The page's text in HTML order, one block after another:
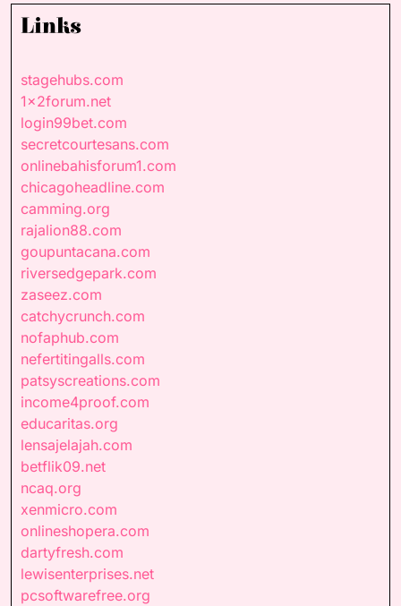
Links
stagehubs.com
1x2forum.net
login99bet.com
secretcourtesans.com
onlinebahisforum1.com
chicagoheadline.com
camming.org
rajalion88.com
goupuntacana.com
riversedgepark.com
zaseez.com
catchycrunch.com
nofaphub.com
nefertitingalls.com
patsyscreations.com
income4proof.com
educaritas.org
lensajelajah.com
betflik09.net
ncaq.org
xenmicro.com
onlineshopera.com
dartyfresh.com
lewisenterprises.net
pcsoftwarefree.org